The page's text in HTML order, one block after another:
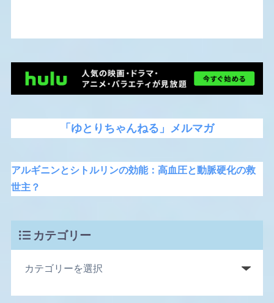
「ゆとりちゃんねる」メルマガ
アルギニンとシトルリンの効能：高血圧と動脈硬化の救
世主？
カテゴリー